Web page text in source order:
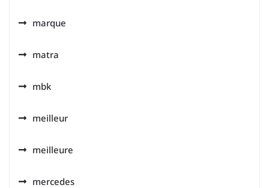
marque
matra
mbk
meilleur
meilleure
mercedes